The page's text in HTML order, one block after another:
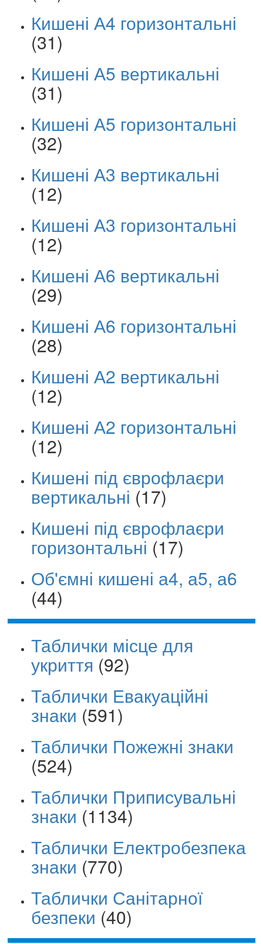
Кишені А4 горизонтальні
(31)
Кишені А5 вертикальні
(31)
Кишені А5 горизонтальні
(32)
Кишені А3 вертикальні
(12)
Кишені А3 горизонтальні
(12)
Кишені А6 вертикальні
(29)
Кишені А6 горизонтальні
(28)
Кишені А2 вертикальні
(12)
Кишені А2 горизонтальні
(12)
Кишені під єврофлаєри
вертикальні (17)
Кишені під єврофлаєри
горизонтальні (17)
Об'ємні кишені а4, а5, а6
(44)
Таблички місце для
укриття (92)
Таблички Евакуаційні
знаки (591)
Таблички Пожежні знаки
(524)
Таблички Приписувальні
знаки (1134)
Таблички Електробезпека
знаки (770)
Таблички Санітарної
безпеки (40)